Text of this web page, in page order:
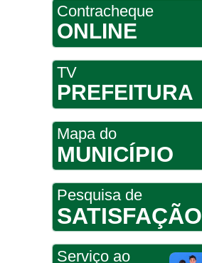
Contracheque
ONLINE
TV
PREFEITURA
Mapa do
MUNICÍPIO
Pesquisa de
SATISFAÇÃO
Serviço ao